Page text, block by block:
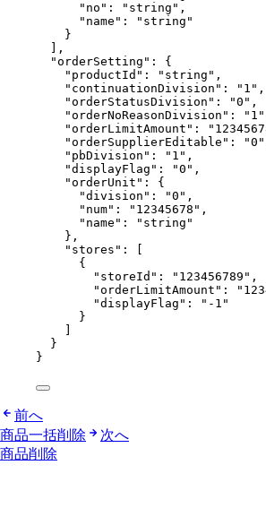
"no" : " string " ,
"name" : " string "
}
],
"orderSetting" : {
"productId" : " string " ,
"continuationDivision" : " 1 " ,
"orderStatusDivision" : "0 " ,
"orderNoReasonDivision" : " 1 "
"orderLimitAmount" : "
"orderSupplierEditable" : "0 "
"pbDivision" : " 1 " ,
"displayFlag" : "0 " ,
"orderUnit" : {
"division" : "0 " ,
"num" : " 12345678 " ,
"name" : " string "
},
"stores" : [
{
"storeId" : " 123456789 " ,
"orderLimitAmount" : "
"displayFlag" : " -1 "
}
}
}
前へ
商品一括削除
次へ
商品削除